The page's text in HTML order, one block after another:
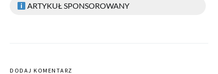
ARTYKUŁ SPONSOROWANY
DODAJ KOMENTARZ